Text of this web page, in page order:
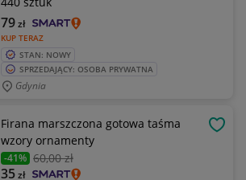
KUP TERAZ
79zł
STAN: NOWY
SPRZEDAJĄCY: OSOBA PRYWATNA
Gdynia
Firana marszczona gotowa taśma
wzory ornamenty
-41% 60,00 zł
35zł